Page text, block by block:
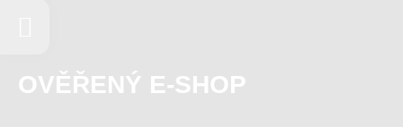
OVĚŘENÝ E-SHOP